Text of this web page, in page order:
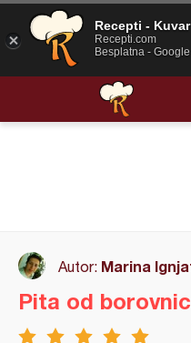
Autor: Marina
Pita od
Recepti - Kuvar
Recepti.com
Besplatna -